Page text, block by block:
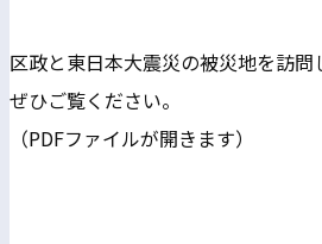
区政と東日本大震災の被災地を訪問
ぜひご覧ください。
（PDFファイルが開きます）